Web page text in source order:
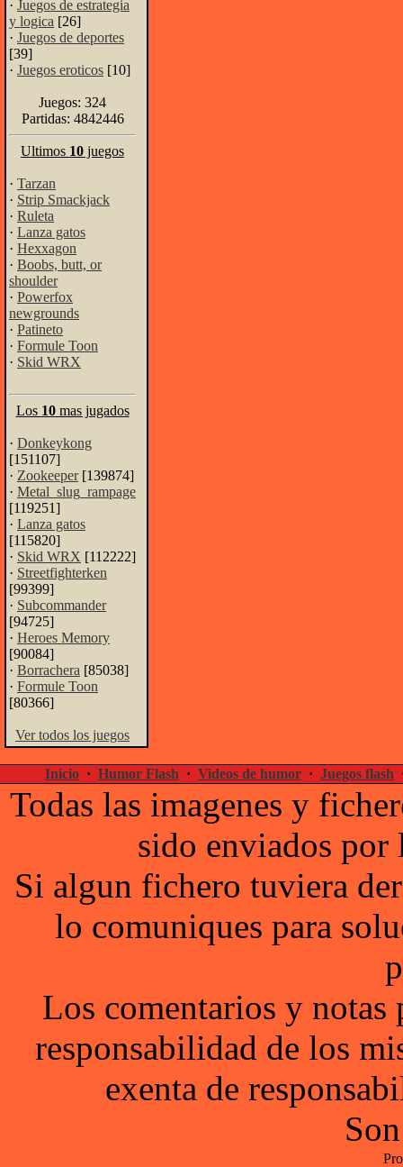
· Juegos de estrategia
y logica [26]
· Juegos de deportes
[39]
· Juegos eroticos [10]
Juegos: 324
Partidas: 4842446
Ultimos 10 juegos
· Tarzan
· Strip Smackjack
· Ruleta
· Lanza gatos
· Hexxagon
· Boobs, butt, or
shoulder
· Powerfox
newgrounds
· Patineto
· Formule Toon
· Skid WRX
Los 10mas jugados
· Donkeykong
[151107]
· Zookeeper[139874]
· Metal_slug_rampage
[119251]
· Lanza gatos
[115820]
· Skid WRX [112222]
· Streetfighterken
[99399]
· Subcommander
[94725]
· Heroes Memory
[90084]
· Borrachera [85038]
· Formule Toon
[80366]
Ver todos los juegos
Inicio · Humor Flash · Videos de humor · Juegos flash
Todas las imagenes y
sido enviados por
Si algun fichero tuviera
lo comuniques para
Los comentarios y notas
responsabilidad de los
exenta de